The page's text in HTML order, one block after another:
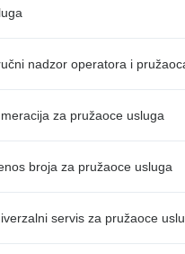
nadzor operatora i
za pružaoce usluga
broja za pružaoce usluga
servis za pružaoce